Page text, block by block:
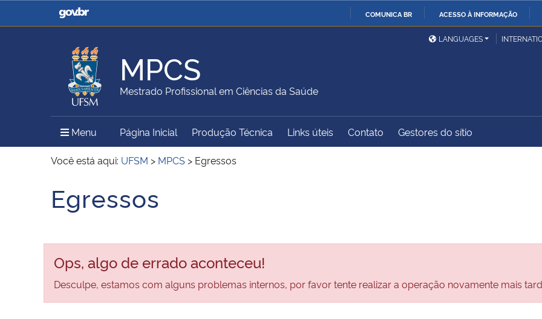
COMUNICA BR ACESSO À INFORMAÇÃO
Casa Civil
Ministério da Justiça e
Ministério da Defesa
Ministério das Relações
Exteriores
Ministério da Agricultura,
Pecuária e Abastecimento
Ministério da Educação
Ministério do Meio Ambiente Ministério do Turismo
Ministério do
Controladoria-Geral da
Secretaria de Governo
LANGUAGES
MPCS
Mestrado Profissional em Ciências da Saúde
Menu Menu Principal do Sítio
Página Inicial Produção Técnica Links úteis Contato Gestores do sítio
Você está aqui: UFSM > MPCS > Egressos
Início do conteúdo
Egressos
Ops, algo de errado aconteceu!
Desculpe, estamos com alguns problemas internos, por favor tente realizar a operação novamente mais